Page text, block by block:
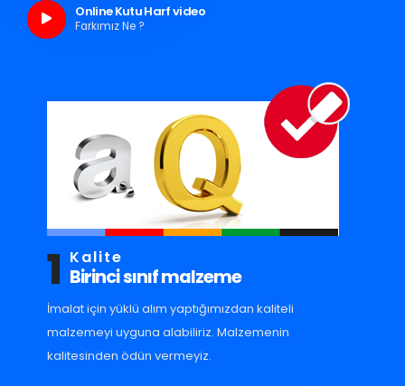
Online Kutu Harf video
Farkımız Ne ?
1 Kalite
Birinci sınıf malzeme
İmalat için yüklü alım yaptığımızdan kaliteli
malzemeyi uyguna alabiliriz. Malzemenin
kalitesinden ödün vermeyiz.